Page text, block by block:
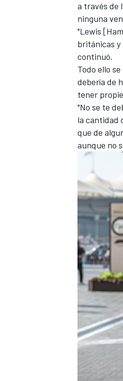
MÁS
a través de
ninguna
"Lewis
británicas y
continuó.
Todo ello
debería de
tener
"No se te
la cantidad
que de
aunque no